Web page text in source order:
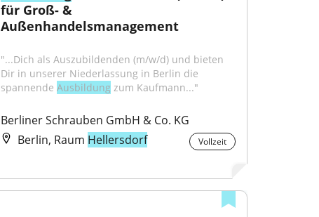
für Groß- &
Außenhandelsmanagement
"...Dich als Auszubildenden (m/w/d) und bieten
Dir in unserer Niederlassung in Berlin die
spannende Ausbildung zum Kaufmann..."
Berliner Schrauben GmbH & Co. KG
Berlin, Raum Hellersdorf Vollzeit